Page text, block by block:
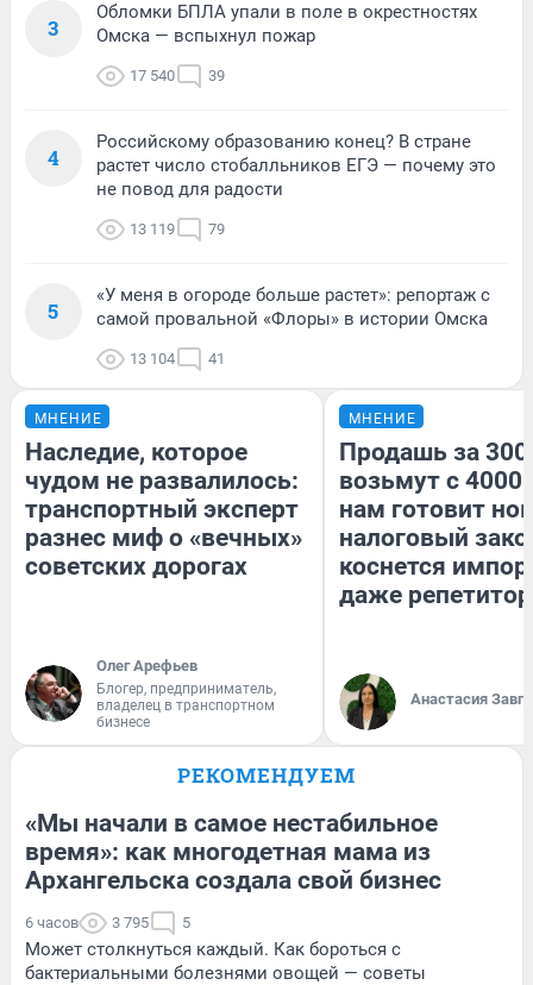
3
Обломки БПЛА упали в поле в окрестностях
Омска — вспыхнул пожар
17 540 39
4
Российскому образованию конец? В стране
растет число стобалльников ЕГЭ — почему это
не повод для радости
13 119 79
5
«У меня в огороде больше растет»: репортаж с
самой провальной «Флоры» в истории Омска
13 104 41
МНЕНИЕ
Наследие, которое
чудом не развалилось:
транспортный эксперт
разнес миф о «вечных»
советских дорогах
Олег Арефьев
Блогер, предприниматель,
владелец в транспортном
бизнесе
МНЕНИЕ
Продашь за
возьмут с
нам готовит
налоговый
коснется
даже
Анастасия
РЕКОМЕНДУЕМ
«Мы начали в самое нестабильное
время»: как многодетная мама из
Архангельска создала свой бизнес
6 часов 3 795 5
Может столкнуться каждый. Как бороться с
бактериальными болезнями овощей — советы